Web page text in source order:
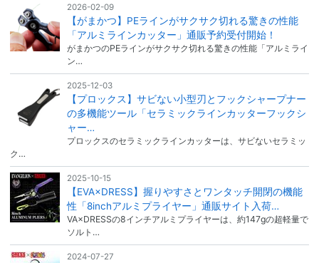
2026-02-09
【がまかつ】PEラインがサクサク切れる驚きの性能
「アルミラインカッター」通販予約受付開始！
がまかつのPEラインがサクサク切れる驚きの性能「アルミライ
ン…
2025-12-03
【プロックス】サビない小型刃とフックシャープナー
の多機能ツール「セラミックラインカッターフックシ
ャー…
プロックスのセラミックラインカッターは、サビないセラミッ
ク…
2025-10-15
【EVA×DRESS】握りやすさとワンタッチ開閉の機能
性「8inchアルミプライヤー」通販サイト入荷…
VA×DRESSの8インチアルミプライヤーは、約147gの超軽量で
ソルト…
2024-07-27